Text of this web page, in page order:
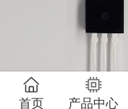
首页 产品中心